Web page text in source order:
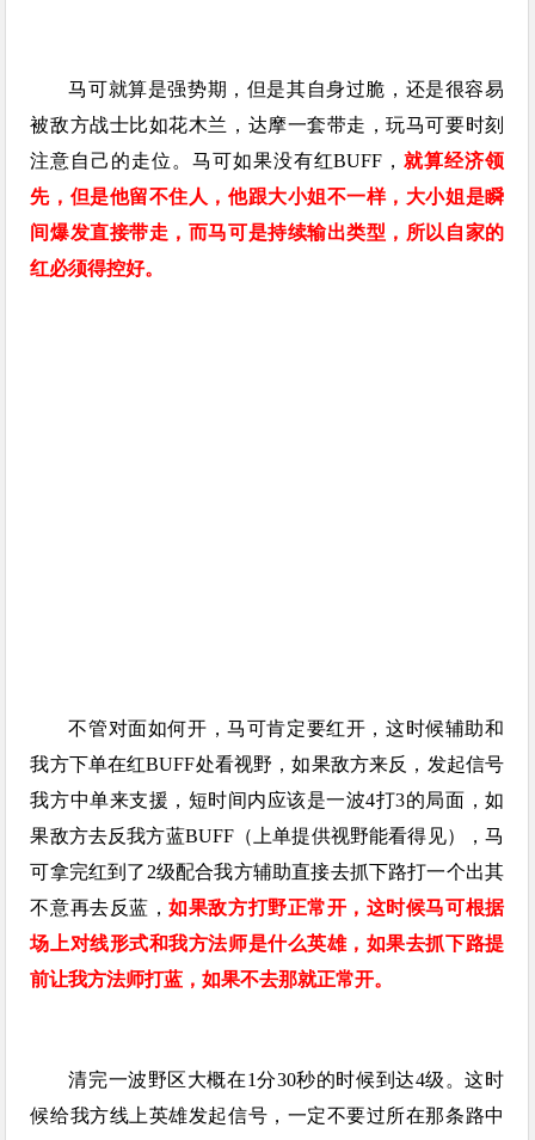
马可就算是强势期，但是其自身过脆，还是很容易
被敌方战士比如花木兰，达摩一套带走，玩马可要时刻
注意自己的走位。马可如果没有红BUFF，就算经济领
先，但是他留不住人，他跟大小姐不一样，大小姐是瞬
间爆发直接带走，而马可是持续输出类型，所以自家的
红必须得控好。
不管对面如何开，马可肯定要红开，这时候辅助和
我方下单在红BUFF处看视野，如果敌方来反，发起信号
我方中单来支援，短时间内应该是一波4打3的局面，如
果敌方去反我方蓝BUFF（上单提供视野能看得见），马
可拿完红到了2级配合我方辅助直接去抓下路打一个出其
不意再去反蓝，如果敌方打野正常开，这时候马可根据
场上对线形式和我方法师是什么英雄，如果去抓下路提
前让我方法师打蓝，如果不去那就正常开。
清完一波野区大概在1分30秒的时候到达4级。这时
候给我方线上英雄发起信号，一定不要过所在那条路中